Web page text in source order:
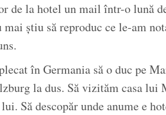
de la hotel un mail într-o lună
mai știu să reproduc ce le-am
în Germania să o duc pe
la dus. Să vizităm casa lui
Să descopăr unde anume e